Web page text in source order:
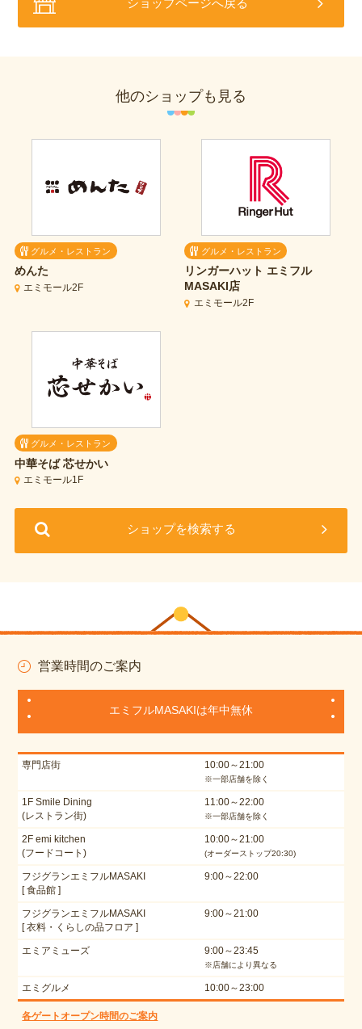
ショップページへ戻る
他のショップも見る
グルメ・レストラン
めんた
エミモール2F
グルメ・レストラン
リンガーハット エミフル
MASAKI店
エミモール2F
グルメ・レストラン
中華そば 芯せかい
エミモール1F
ショップを検索する
営業時間のご案内
エミフルMASAKIは年中無休
専門店街 10:00～21:00
※一部店舗を除く
1F Smile Dining
(レストラン街)
11:00～22:00
※一部店舗を除く
2F emi kitchen
(フードコート)
10:00～21:00
(オーダーストップ20:30)
フジグランエミフルMASAKI
[ 食品館 ]
9:00～22:00
フジグランエミフルMASAKI
[ 衣料・くらしの品フロア ]
9:00～21:00
エミアミューズ 9:00～23:45
※店舗により異なる
エミグルメ 10:00～23:00
各ゲートオープン時間のご案内